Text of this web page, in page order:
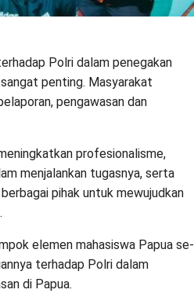
Polri dalam penegakan
penting. Masyarakat
pengawasan dan
profesionalisme,
menjalankan tugasnya, serta
pihak untuk mewujudkan
elemen mahasiswa Papua se-
terhadap Polri dalam
di Papua.